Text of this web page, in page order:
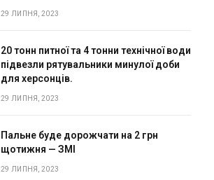
29 ЛИПНЯ, 2023
20 тонн питної та 4 тонни технічної води
підвезли рятувальники минулої доби
для херсонців.
29 ЛИПНЯ, 2023
Пальне буде дорожчати на 2 грн
щотижня — ЗМІ
29 ЛИПНЯ, 2023